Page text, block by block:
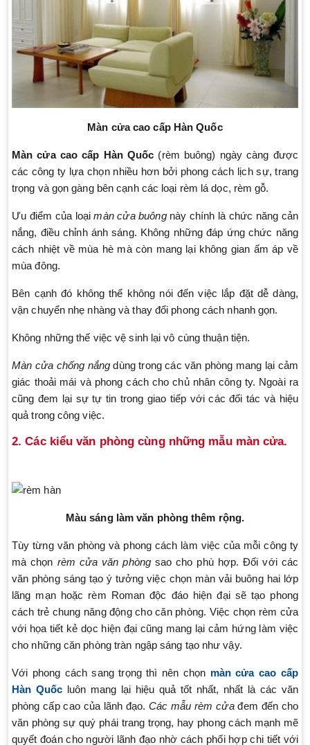
Màn cửa cao cấp Hàn Quốc
Màn cửa cao cấp Hàn Quốc (rèm buông) ngày càng được
các công ty lựa chọn nhiều hơn bởi phong cách lịch sự, trang
trọng và gọn gàng bên cạnh các loại rèm lá dọc, rèm gỗ.
Ưu điểm của loạimàn cửa buôngnày chính là chức năng cản
nắng, điều chỉnh ánh sáng. Không những đáp ứng chức năng
cách nhiệt về mùa hè mà còn mang lại không gian ấm áp về
mùa đông.
Bên cạnh đó không thể không nói đến việc lắp đặt dễ dàng,
vận chuyển nhẹ nhàng và thay đổi phong cách nhanh gọn.
Không những thế việc vệ sinh lại vô cùng thuận tiện.
Màn cửa chống nắng dùng trong các văn phòng mang lại cảm
giác thoải mái và phong cách cho chủ nhân công ty. Ngoài ra
cũng đem lại sự tự tin trong giao tiếp với các đối tác và hiệu
quả trong công việc.
2. Các kiểu văn phòng cùng những mẫu màn cửa.
Màu sáng làm văn phòng thêm rộng.
Tùy từng văn phòng và phong cách làm việc của mỗi công ty
mà chọn rèm cửa văn phòngsao cho phù hợp. Đối với các
văn phòng sáng tạo ý tưởng việc chọn màn vải buông hai lớp
lãng mạn hoặc rèm Roman độc đáo hiện đại sẽ tạo phong
cách trẻ chung năng động cho căn phòng. Việc chọn rèm cửa
với họa tiết kẻ dọc hiện đại cũng mang lại cảm hứng làm việc
cho những căn phòng tràn ngập sáng tạo như vậy.
Với phong cách sang trọng thì nên chọn màn cửa cao cấp
Hàn Quốc luôn mang lại hiệu quả tốt nhất, nhất là các văn
phòng cấp cao của lãnh đạo.Các mẫu rèm cửađem đến cho
văn phòng sự quý phái trang trọng, hay phong cách mạnh mẽ
quyết đoán cho người lãnh đạo nhờ cách phối hợp chi tiết với